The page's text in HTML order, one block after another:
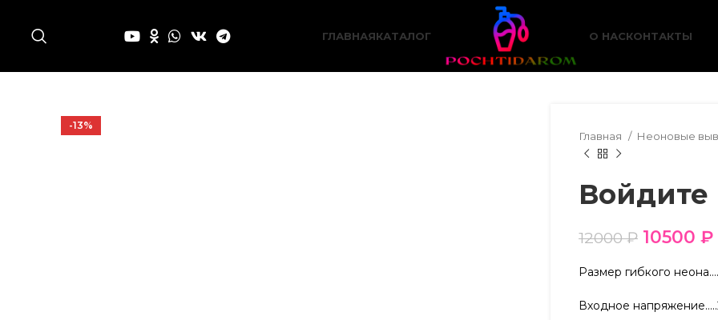
ГЛАВНАЯКАТАЛОГ О НАСКОНТАКТЫ
-13%
Главная Неоновые
Войдите
12000₽ 10500 ₽
Размер гибкого
Входное